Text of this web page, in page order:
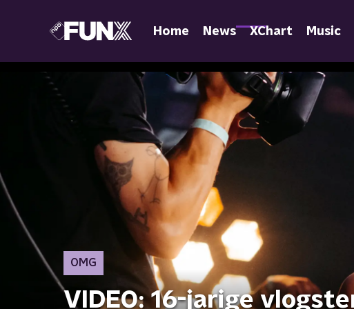
Home News XChart Music
OMG
VIDEO: 16-jarige